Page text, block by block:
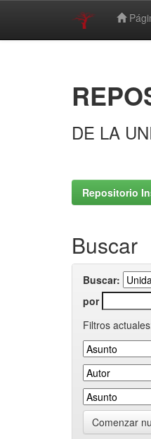
DE LA
Repositorio
Buscar
Buscar:
por
Filtros
Comenzar